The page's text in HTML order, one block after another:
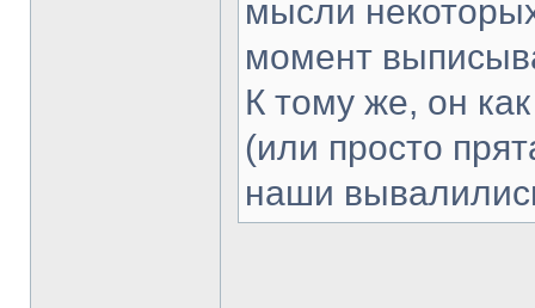
мысли
момент
К тому же, он
(или просто
наши